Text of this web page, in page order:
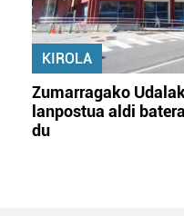
KIROLA
Zumarragako
lanpostua aldi
du